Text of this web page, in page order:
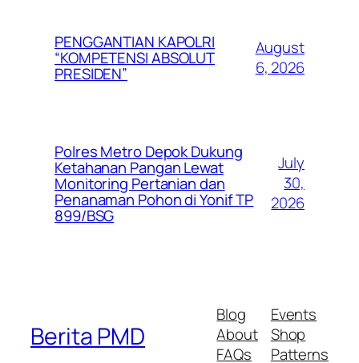
PENGGANTIAN KAPOLRI
“KOMPETENSI ABSOLUT
PRESIDEN”
August
6, 2026
Polres Metro Depok Dukung
Ketahanan Pangan Lewat
Monitoring Pertanian dan
Penanaman Pohon di Yonif TP
899/BSG
July
30,
2026
Berita PMD
Blog
About
FAQs
Events
Shop
Patterns